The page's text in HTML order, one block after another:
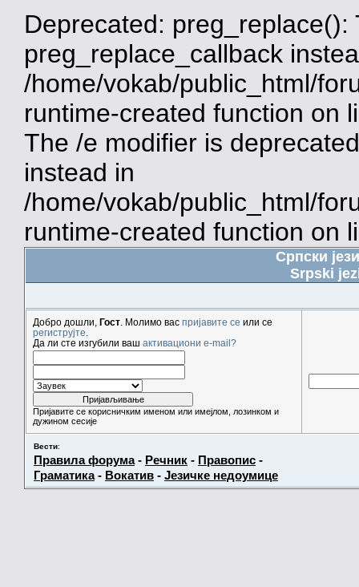
Deprecated:
preg_replace_callback
/home/vokab/public_html/
runtime-created function on
The /e modifier is
instead in
/home/vokab/public_html/
runtime-created function on
Српски
Srpski
Добро дошли, Гост . Молимо вас пријавите се или се
региструјте
Да ли сте изгубили ваш активациони e-mail?
Пријавите се корисничким именом или имејлом, лозинком и
дужином сесије
Вести:
Правила форума- Речник - Правопис -
Граматика- Вокатив - Језичке недоумице